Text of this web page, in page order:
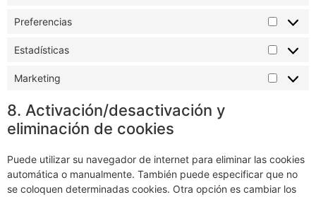
Preferencias
Estadísticas
Marketing
8. Activación/desactivación y
eliminación de cookies
Puede utilizar su navegador de internet para eliminar las cookies
automática o manualmente. También puede especificar que no
se coloquen determinadas cookies. Otra opción es cambiar los